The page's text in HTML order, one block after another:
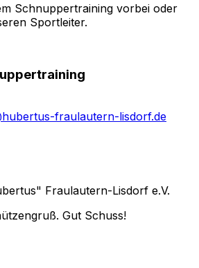
Schnuppertraining vorbei oder
Sportleiter.
fraulautern-lisdorf.de
Fraulautern-Lisdorf e.V.
Gut Schuss!